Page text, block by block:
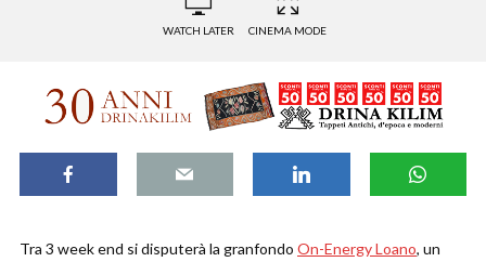
WATCH LATER CINEMA MODE
Tra 3 week end si disputerà la granfondo On-Energy Loano, un